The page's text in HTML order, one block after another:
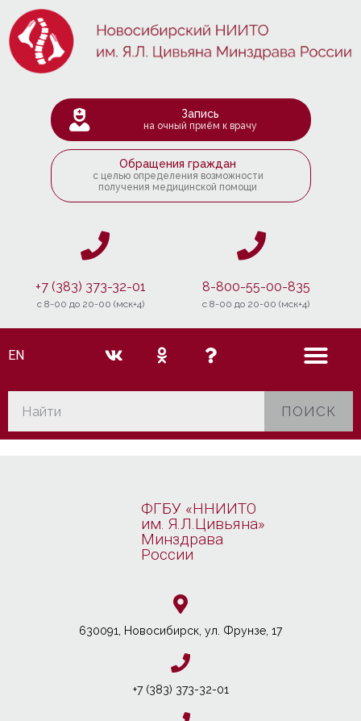
Запись
на очный приём к врачу
Обращения граждан
с целью определения возможности
получения медицинской помощи
+7 (383) 373-32-01
c 8-00 до 20-00 (мск+4)
8-800-55-00-835
c 8-00 до 20-00 (мск+4)
EN
ПОИСК
ФГБУ «ННИИТО
им. Я.Л.Цивьяна»
Минздрава
России
630091, Новосибирcк, ул. Фрунзе, 17
+7 (383) 373-32-01